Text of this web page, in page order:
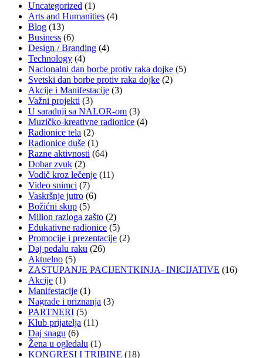
Uncategorized (1)
Arts and Humanities (4)
Blog (13)
Business (6)
Design / Branding (4)
Technology (4)
Nacionalni dan borbe protiv raka dojke (5)
Svetski dan borbe protiv raka dojke (2)
Akcije i Manifestacije (3)
Važni projekti (3)
U saradnji sa NALOR-om (3)
Muzičko-kreativne radionice (4)
Radionice tela (2)
Radionice duše (1)
Razne aktivnosti (64)
Dobar zvuk (2)
Vodič kroz lečenje (11)
Video snimci (7)
Vaskršnje jutro (6)
Božićni skup (5)
Milion razloga zašto (2)
Edukativne radionice (5)
Promocije i prezentacije (2)
Daj pedalu raku (26)
Aktuelno (5)
ZASTUPANJE PACIJENTKINJA- INICIJATIVE (16)
Akcije (1)
Manifestacije (1)
Nagrade i priznanja (3)
PARTNERI (5)
Klub prijatelja (11)
Daj snagu (6)
Žena u ogledalu (1)
KONGRESI I TRIBINE (18)